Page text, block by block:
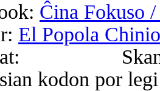
Ĉina Fokuso
El Popola Chinio
kodon por